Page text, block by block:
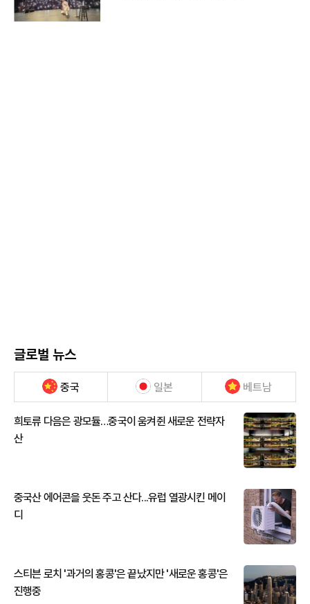
글로벌 뉴스
중국 일본 베트남
희토류 다음은 광모듈…중국이 움켜쥔 새로운 전략자
산
중국산 에어콘을 웃돈 주고 산다...유럽 열광시킨 메이
디
스티븐 로치 '과거의 홍콩'은 끝났지만 '새로운 홍콩'은
진행중